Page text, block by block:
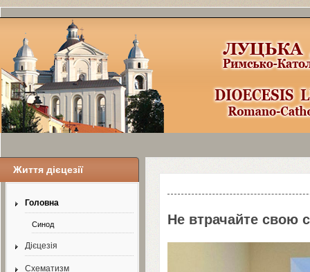
Життя дієцезії
Головна
Синод
Дієцезія
Схематизм
Не втрачайте свою